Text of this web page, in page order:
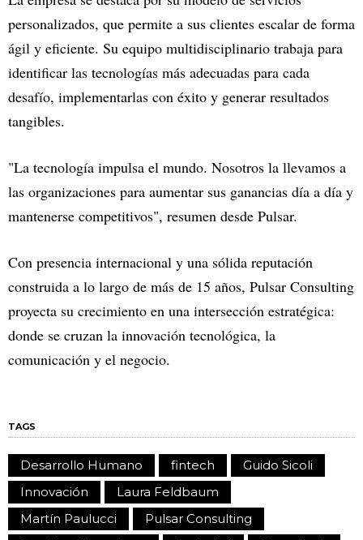
personalizados, que permite a sus clientes escalar de forma
ágil y eficiente. Su equipo multidisciplinario trabaja para
identificar las tecnologías más adecuadas para cada
desafío, implementarlas con éxito y generar resultados
tangibles.
"La tecnología impulsa el mundo. Nosotros la llevamos a
las organizaciones para aumentar sus ganancias día a día y
mantenerse competitivos", resumen desde Pulsar.
Con presencia internacional y una sólida reputación
construida a lo largo de más de 15 años, Pulsar Consulting
proyecta su crecimiento en una intersección estratégica:
donde se cruzan la innovación tecnológica, la
comunicación y el negocio.
TAGS
Desarrollo Humano fintech
Guido Sicoli
Innovación
Laura Feldbaum
Martín Paulucci
Pulsar Consulting